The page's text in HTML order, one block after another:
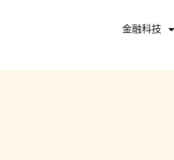
金融科技